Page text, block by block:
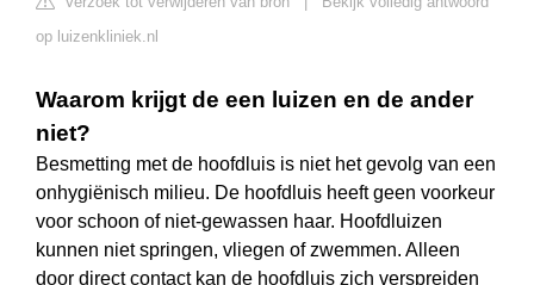
op luizenkliniek.nl
Waarom krijgt de een luizen en de ander
niet?
Besmetting met de hoofdluis is niet het gevolg van een
onhygiënisch milieu. De hoofdluis heeft geen voorkeur
voor schoon of niet-gewassen haar. Hoofdluizen
kunnen niet springen, vliegen of zwemmen. Alleen
door direct contact kan de hoofdluis zich verspreiden